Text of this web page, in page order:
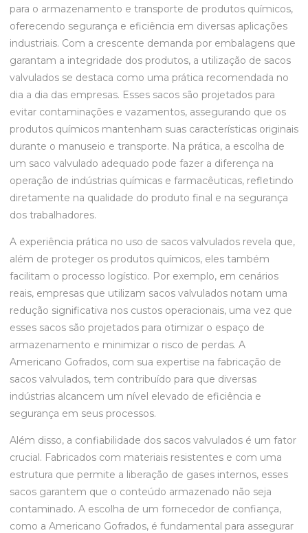
para o armazenamento e transporte de produtos químicos,
oferecendo segurança e eficiência em diversas aplicações
industriais. Com a crescente demanda por embalagens que
garantam a integridade dos produtos, a utilização de sacos
valvulados se destaca como uma prática recomendada no
dia a dia das empresas. Esses sacos são projetados para
evitar contaminações e vazamentos, assegurando que os
produtos químicos mantenham suas características originais
durante o manuseio e transporte. Na prática, a escolha de
um saco valvulado adequado pode fazer a diferença na
operação de indústrias químicas e farmacêuticas, refletindo
diretamente na qualidade do produto final e na segurança
dos trabalhadores.
A experiência prática no uso de sacos valvulados revela que,
além de proteger os produtos químicos, eles também
facilitam o processo logístico. Por exemplo, em cenários
reais, empresas que utilizam sacos valvulados notam uma
redução significativa nos custos operacionais, uma vez que
esses sacos são projetados para otimizar o espaço de
armazenamento e minimizar o risco de perdas. A
Americano Gofrados, com sua expertise na fabricação de
sacos valvulados, tem contribuído para que diversas
indústrias alcancem um nível elevado de eficiência e
segurança em seus processos.
Além disso, a confiabilidade dos sacos valvulados é um fator
crucial. Fabricados com materiais resistentes e com uma
estrutura que permite a liberação de gases internos, esses
sacos garantem que o conteúdo armazenado não seja
contaminado. A escolha de um fornecedor de confiança,
como a Americano Gofrados, é fundamental para assegurar